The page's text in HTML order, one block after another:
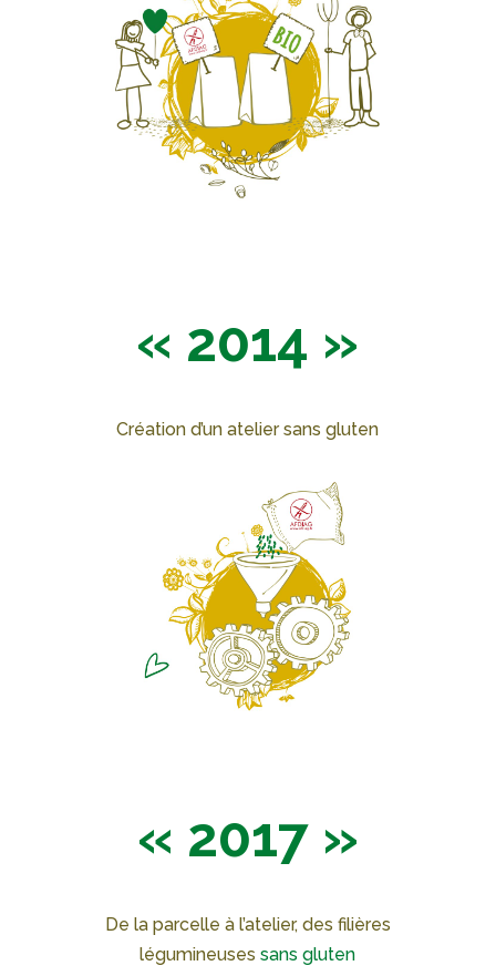
« 2014 »
Création d’un atelier sans gluten
« 2017 »
De la parcelle à l’atelier, des filières
légumineusessans gluten